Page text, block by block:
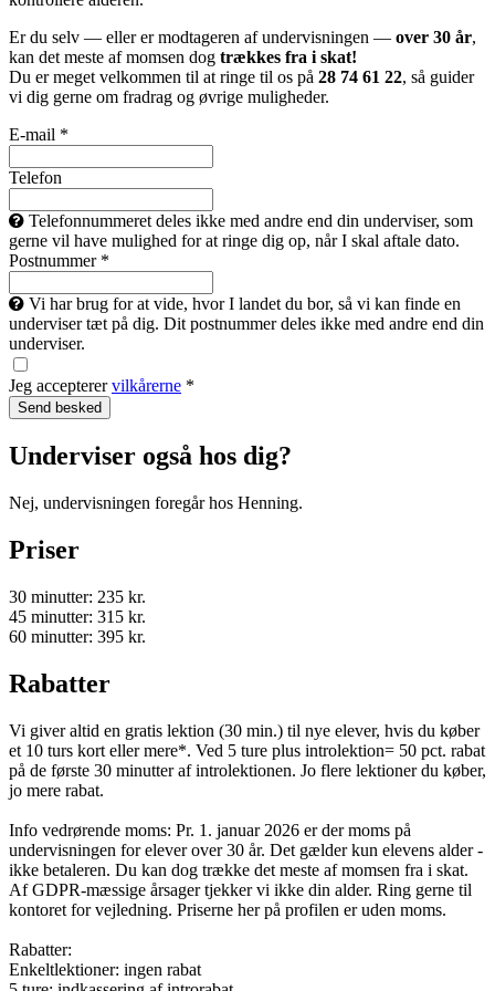
Er du selv — eller er modtageren af undervisningen — over 30 år,
kan det meste af momsen dog trækkes fra i skat!
Du er meget velkommen til at ringe til os på 28 74 61 22, så guider
vi dig gerne om fradrag og øvrige muligheder.
E-mail *
Telefon
Telefonnummeret deles ikke med andre end din underviser, som
gerne vil have mulighed for at ringe dig op, når I skal aftale dato.
Postnummer *
Vi har brug for at vide, hvor I landet du bor, så vi kan finde en
underviser tæt på dig. Dit postnummer deles ikke med andre end din
underviser.
Jeg accepterervilkårerne *
Underviser også hos dig?
Nej, undervisningen foregår hos Henning.
Priser
30 minutter: 235 kr.
45 minutter: 315 kr.
60 minutter: 395 kr.
Rabatter
Vi giver altid en gratis lektion (30 min.) til nye elever, hvis du køber
et 10 turs kort eller mere*. Ved 5 ture plus introlektion= 50 pct. rabat
på de første 30 minutter af introlektionen. Jo flere lektioner du køber,
jo mere rabat.
Info vedrørende moms: Pr. 1. januar 2026 er der moms på
undervisningen for elever over 30 år. Det gælder kun elevens alder -
ikke betaleren. Du kan dog trække det meste af momsen fra i skat.
Af GDPR-mæssige årsager tjekker vi ikke din alder. Ring gerne til
kontoret for vejledning. Priserne her på profilen er uden moms.
Rabatter:
Enkeltlektioner: ingen rabat